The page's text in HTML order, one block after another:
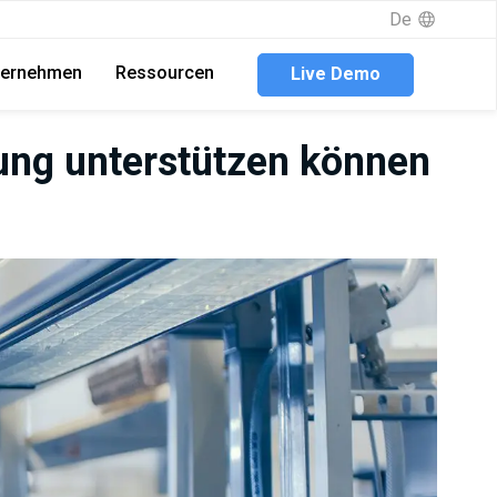
De
Ressourcen Live Demo
unterstützen können